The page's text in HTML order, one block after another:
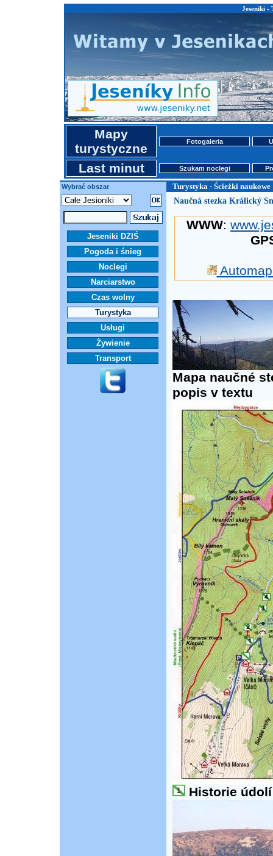
Jeseniki -
Mapy
turystyczne
Fotogaleria
Last minut Szukam noclegi
Wybrać obszar Turystyka - Ścieżki naukowe
Jeseniki DZIŚ
Pogoda i śnieg
Noclegi
Narciarstwo
Czas wolny
Turystyka
Usługi
Żywienie
Transport
Naučná stezka Králický
WWW:
Mapa naučné
popis v textu
Historie